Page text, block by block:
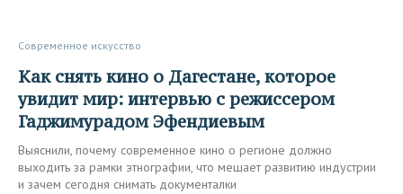
Современное искусство
Как снять кино о Дагестане, которое
увидит мир: интервью с режиссером
Гаджимурадом Эфендиевым
Выяснили, почему современное кино о регионе должно
выходить за рамки этнографии, что мешает развитию индустрии
и зачем сегодня снимать документалки